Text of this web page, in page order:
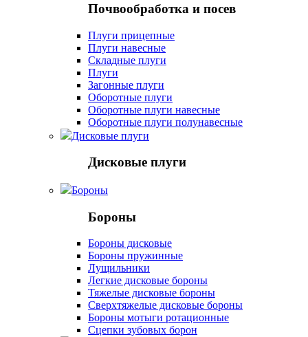
Почвообработка и посев
Плуги прицепные
Плуги навесные
Складные плуги
Плуги
Загонные плуги
Оборотные плуги
Оборотные плуги навесные
Оборотные плуги полунавесные
Дисковые плуги
Дисковые плуги
Бороны
Бороны
Бороны дисковые
Бороны пружинные
Лущильники
Легкие дисковые бороны
Тяжелые дисковые бороны
Сверхтяжелые дисковые бороны
Бороны мотыги ротационные
Сцепки зубовых борон